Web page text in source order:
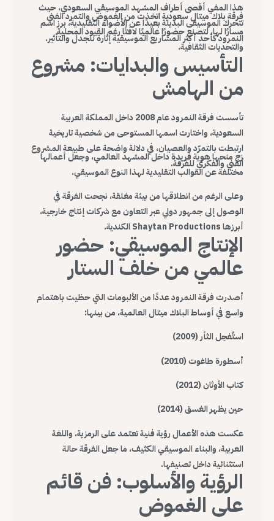
هذا المفي أقصى أطراف المشهد الموسيقي السعودي، حيث
تتحرك الموسيقى البديلة بعيدًا عن الأضواء التقليدية، برز اسم
النمرود كأحد أكثر المشاريع الموسيقية إثارة للجدل والتأثير.
فرقة بلاك ميتال سعودية اتخذت من الغموض والتمرد الفني
مسارًا لها، لتصنع حضورًا عالميًا لافتًا رغم القيود المحلية
والتحديات الثقافية.
التأسيس والبدايات: مشروع
من الهامش
تأسست فرقة النمرود عام 2008 داخل المملكة العربية
السعودية، واختارت اسمها المستوحى من شخصية تاريخية
ارتبطت بالتمرّد والعصيان، في دلالة واضحة على طبيعة المشروع
الفني والفكري للفرقة.
زج منحها هوية فريدة داخل المشهد العالمي، وجعل أعمالها
مختلفة عن القوالب التقليدية لهذا النوع الموسيقي.
وعلى الرغم من انطلاقها من بيئة مغلقة، نجحت الفرقة في
الوصول إلى جمهور دولي عبر التعاون مع شركات إنتاج خارجية،
أبرزها Shaytan Productions الكندية.
الإنتاج الموسيقي: حضور
عالمي من خلف الستار
أصدرت فرقة النمرود عددًا من الألبومات التي حظيت باهتمام
واسع في أوساط البلاك ميتال العالمية، من بينها:
استُفحِل الثأر (2009)
أسطورة طاغوت (2010)
كتاب الأوثان (2012)
حين يظهر الغسق (2014)
عكست هذه الأعمال رؤية فنية تعتمد على الرمزية، واللغة
العربية، والبناء الموسيقي الكثيف، ما جعل الفرقة حالة
استثنائية داخل تصنيفها.
الرؤية والأسلوب: فن قائم
على الغموض